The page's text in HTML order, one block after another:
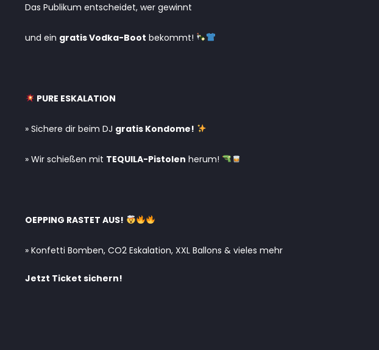
Das Publikum entscheidet, wer gewinnt
und ein gratis Vodka-Boot bekommt!
PURE ESKALATION
» Sichere dir beim DJ gratis Kondome!
» Wir schießen mit TEQUILA-Pistolen herum!
OEPPING RASTET AUS!
» Konfetti Bomben, CO2 Eskalation, XXL Ballons & vieles mehr
Jetzt Ticket sichern!